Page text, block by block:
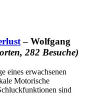
– Wolfgang
282 Besuche)
eines erwachsenen
Motorische
sind